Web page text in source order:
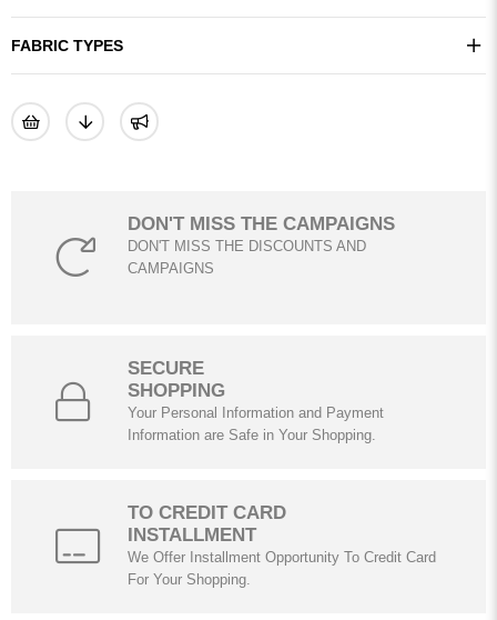
FABRIC TYPES
DON'T MISS THE CAMPAIGNS
DON'T MISS THE DISCOUNTS AND
CAMPAIGNS
SECURE
SHOPPING
Your Personal Information and Payment
Information are Safe in Your Shopping.
TO CREDIT CARD
INSTALLMENT
We Offer Installment Opportunity To Credit Card
For Your Shopping.